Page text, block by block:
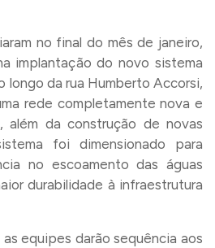
no final do mês de janeiro,
implantação do novo sistema
longo da rua Humberto Accorsi,
rede completamente nova e
além da construção de novas
foi dimensionado para
no escoamento das águas
durabilidade à infraestrutura
equipes darão sequência aos